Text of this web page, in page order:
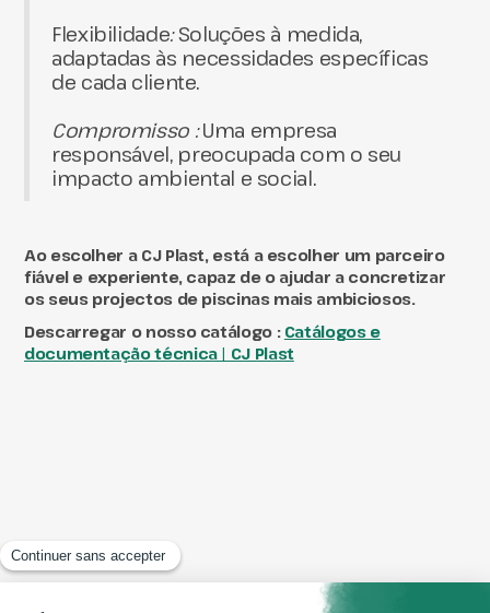
‍Flexibilidade:Soluções à medida,
adaptadas às necessidades específicas
de cada cliente.
Compromisso :Uma empresa
responsável, preocupada com o seu
impacto ambiental e social.
Ao escolher a CJ Plast, está a escolher um parceiro
fiável e experiente, capaz de o ajudar a concretizar
os seus projectos de piscinas mais ambiciosos.
Descarregar o nosso catálogo : Catálogos e
documentação técnica | CJ Plast